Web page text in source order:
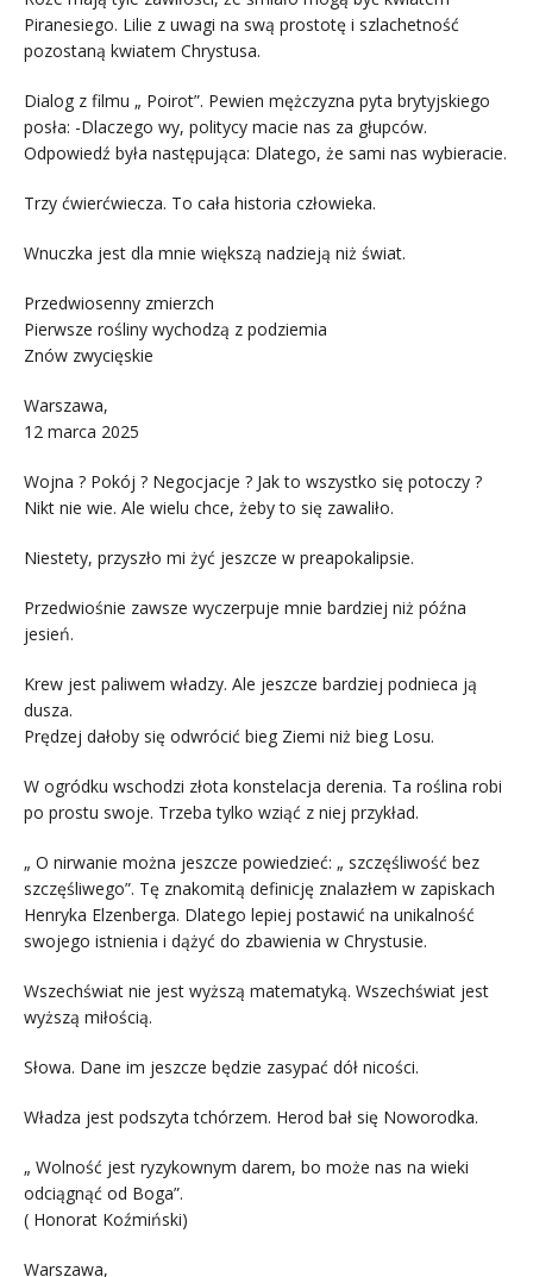
Piranesiego. Lilie z uwagi na swą prostotę i szlachetność
pozostaną kwiatem Chrystusa.
Dialog z filmu „ Poirot”. Pewien mężczyzna pyta brytyjskiego
posła: -Dlaczego wy, politycy macie nas za głupców.
Odpowiedź była następująca: Dlatego, że sami nas wybieracie.
Trzy ćwierćwiecza. To cała historia człowieka.
Wnuczka jest dla mnie większą nadzieją niż świat.
Przedwiosenny zmierzch
Pierwsze rośliny wychodzą z podziemia
Znów zwycięskie
Warszawa,
12 marca 2025
Wojna ? Pokój ? Negocjacje ? Jak to wszystko się potoczy ?
Nikt nie wie. Ale wielu chce, żeby to się zawaliło.
Niestety, przyszło mi żyć jeszcze w preapokalipsie.
Przedwiośnie zawsze wyczerpuje mnie bardziej niż późna
jesień.
Krew jest paliwem władzy. Ale jeszcze bardziej podnieca ją
dusza.
Prędzej dałoby się odwrócić bieg Ziemi niż bieg Losu.
W ogródku wschodzi złota konstelacja derenia. Ta roślina robi
po prostu swoje. Trzeba tylko wziąć z niej przykład.
„ O nirwanie można jeszcze powiedzieć: „ szczęśliwość bez
szczęśliwego”. Tę znakomitą definicję znalazłem w zapiskach
Henryka Elzenberga. Dlatego lepiej postawić na unikalność
swojego istnienia i dążyć do zbawienia w Chrystusie.
Wszechświat nie jest wyższą matematyką. Wszechświat jest
wyższą miłością.
Słowa. Dane im jeszcze będzie zasypać dół nicości.
Władza jest podszyta tchórzem. Herod bał się Noworodka.
„ Wolność jest ryzykownym darem, bo może nas na wieki
odciągnąć od Boga”.
( Honorat Koźmiński)
Warszawa,